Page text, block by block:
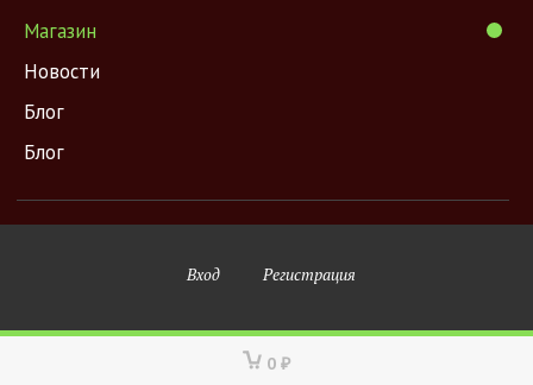
Магазин
Новости
Блог
Блог
Вход Регистрация
0 ₽